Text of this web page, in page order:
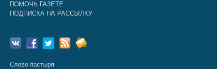
ПОМОЧЬ ГАЗЕТЕ
ПОДПИСКА НА РАССЫЛКУ
Слово пастыря